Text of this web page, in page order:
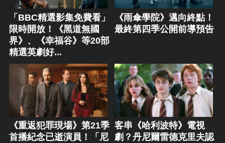
「BBC精選影集免費看」
限時開放！《黑道無國
界》、《幸福谷》等20部
精選英劇好...
《雨傘學院》邁向終點！
最終第四季公開前導預告
《重返犯罪現場》第21季
首播紀念已逝演員！「尼
客串《哈利波特》電視
劇？丹尼爾雷德克里夫認